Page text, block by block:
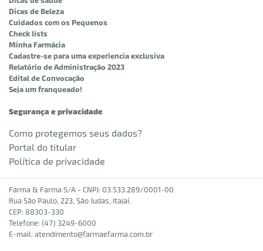
Dicas de Beleza
Cuidados com os Pequenos
Check lists
Minha Farmácia
Cadastre-se para uma experiencia exclusiva
Relatório de Administração 2023
Edital de Convocação
Seja um franqueado!
Segurança e privacidade
Como protegemos seus dados?
Portal do titular
Política de privacidade
Farma & Farma S/A - CNPJ: 03.533.289/0001-00
Rua São Paulo, 223, São Judas, Itajaí.
CEP: 88303-330
Telefone: (47) 3249-6000
E-mail: atendimento@farmaefarma.com.br